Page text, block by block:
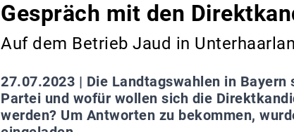
Gespräch mit den
Auf dem Betrieb Jaud in
27.07.2023 | Die Landtagswahlen in
Partei und wofür wollen sich die
werden? Um Antworten zu bekommen,